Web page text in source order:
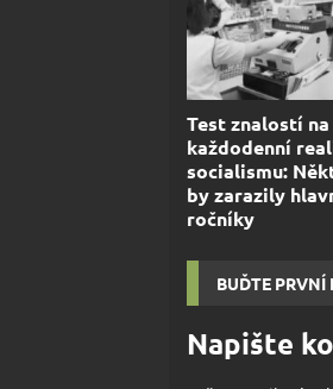
Test znalostí
každodenní
socialismu:
by zarazily
ročníky
BUĎTE PRVNÍ
Napište